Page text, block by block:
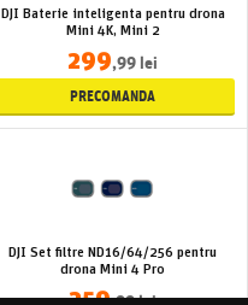
DJI Baterie inteligenta pentru drona
Mini 4K, Mini 2
299,99 lei
PRECOMANDA
DJI Set filtre ND16/64/256 pentru
drona Mini 4 Pro
259